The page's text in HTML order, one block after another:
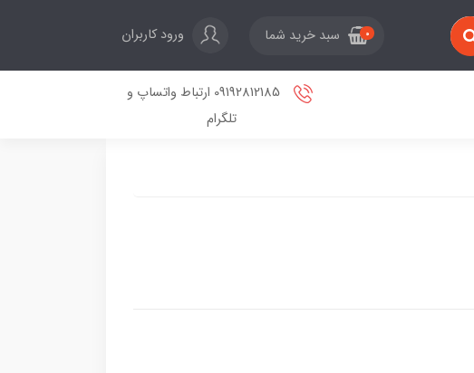
0 سبد خرید شما ورود کاربران
09192812185 ارتباط واتساپ و
تلگرام